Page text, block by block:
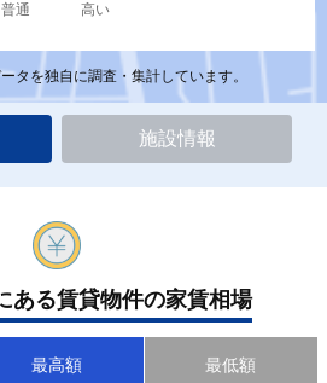
普通 高い
タを独自に調査・集計しています。
施設情報
ある賃貸物件の家賃相場
最高額 最低額